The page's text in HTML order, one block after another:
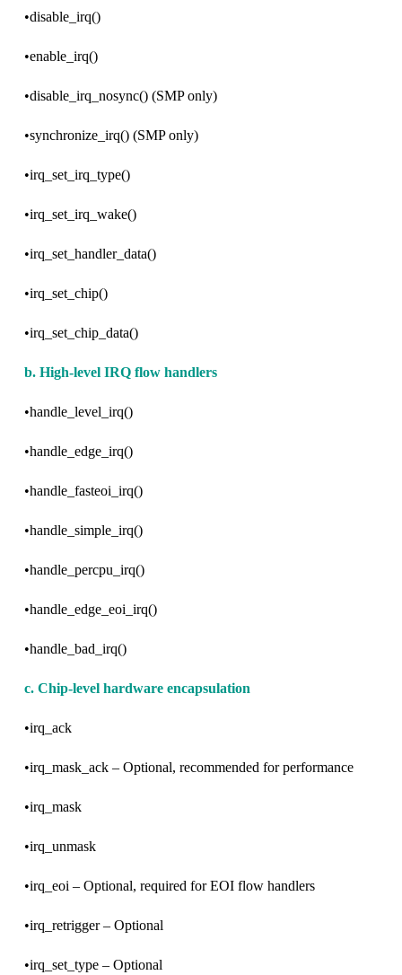
•disable_irq()
•enable_irq()
•disable_irq_nosync() (SMP only)
•synchronize_irq() (SMP only)
•irq_set_irq_type()
•irq_set_irq_wake()
•irq_set_handler_data()
•irq_set_chip()
•irq_set_chip_data()
b. High-level IRQ flow handlers
•handle_level_irq()
•handle_edge_irq()
•handle_fasteoi_irq()
•handle_simple_irq()
•handle_percpu_irq()
•handle_edge_eoi_irq()
•handle_bad_irq()
c. Chip-level hardware encapsulation
•irq_ack
•irq_mask_ack – Optional, recommended for performance
•irq_mask
•irq_unmask
•irq_eoi – Optional, required for EOI flow handlers
•irq_retrigger – Optional
•irq_set_type – Optional